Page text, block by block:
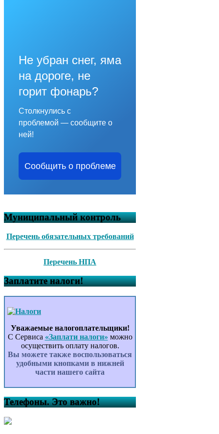
Не убран снег, яма
на дороге, не
горит фонарь?
Столкнулись с
проблемой — сообщите о
ней!
Сообщить о проблеме
Муниципальный контроль
Перечень обязательных требований
Перечень НПА
Заплатите налоги!
Уважаемые налогоплательщики!
С Сервиса «Заплати налоги» можно
осуществить оплату налогов.
Вы можете также воспользоваться
удобными кнопками в нижней
части нашего сайта
Телефоны. Это важно!